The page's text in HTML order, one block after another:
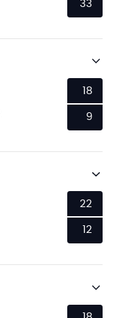
33
18
9
22
12